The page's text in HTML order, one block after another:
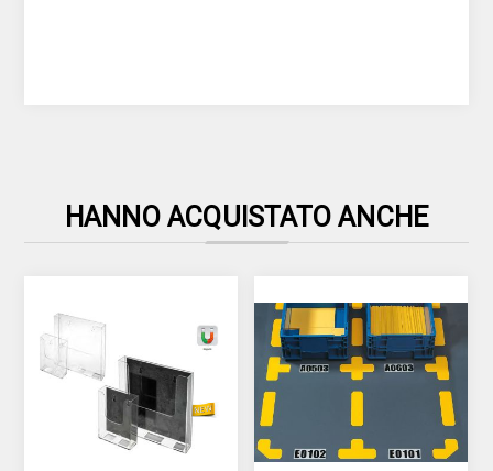
HANNO ACQUISTATO ANCHE